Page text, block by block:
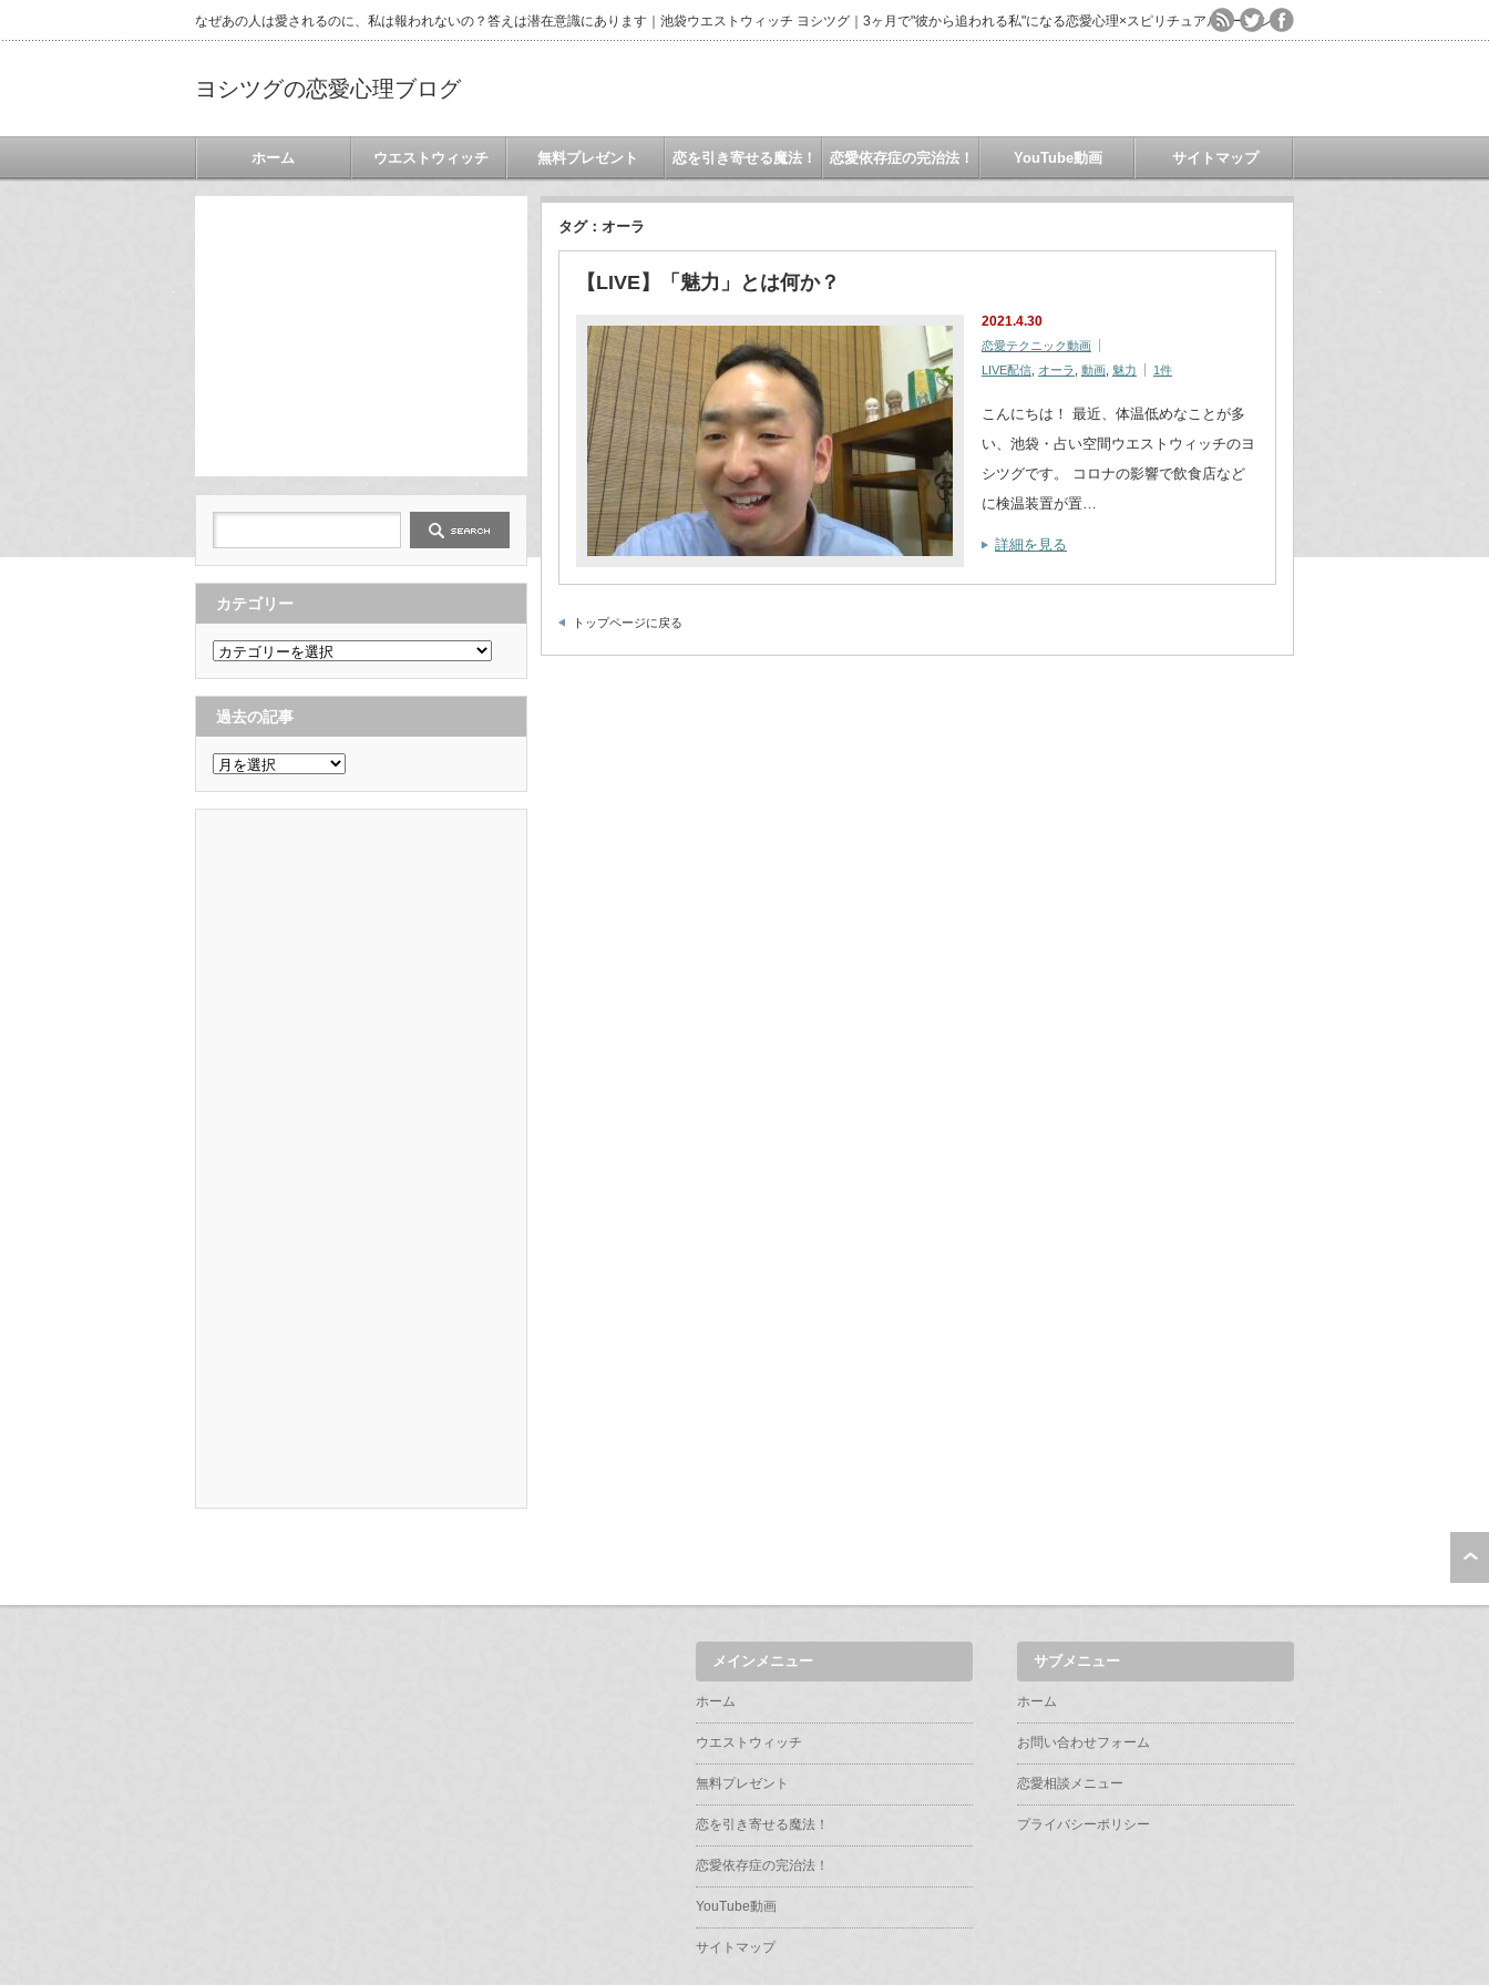
なぜあの人は愛されるのに、私は報われないの？答えは潜在意識にあります｜池袋ウエストウィッチ ヨシツグ｜3ヶ月で"彼から追われる私"になる恋愛心理×スピリチュアルコーチング
ヨシツグの恋愛心理ブログ
ホーム ウエストウィッチ 無料プレゼント 恋を引き寄せる魔法！ 恋愛依存症の完治法！ YouTube動画 サイトマップ
タグ：オーラ
【LIVE】「魅力」とは何か？
2021.4.30
恋愛テクニック動画
LIVE配信 オーラ 動画 魅力 1件
こんにちは！ 最近、体温低めなことが多
い、池袋・占い空間ウエストウィッチのヨ
シツグです。 コロナの影響で飲食店など
に検温装置が置…
詳細を見る
トップページに戻る
カテゴリー
カ
テ
ゴ
リ
ー
過去の記事
過
去
の
記
メインメニュー
ホーム
ウエストウィッチ
無料プレゼント
恋を引き寄せる魔法！
恋愛依存症の完治法！
YouTube動画
サイトマップ
サブメニュー
ホーム
お問い合わせフォーム
恋愛相談メニュー
プライバシーポリシー